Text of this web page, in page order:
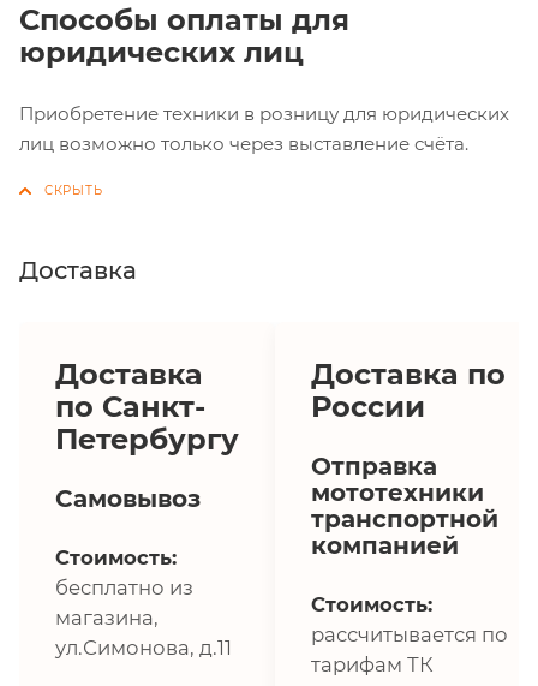
Способы оплаты для
юридических лиц
Приобретение техники в розницу для юридических
лиц возможно только через выставление счёта.
Доставка
Доставка
по Санкт-
Петербургу
Самовывоз
Стоимость:
бесплатно из
магазина,
ул.Симонова, д.11
Доставка по
России
Отправка
мототехники
транспортной
компанией
Стоимость:
рассчитывается по
тарифам ТК